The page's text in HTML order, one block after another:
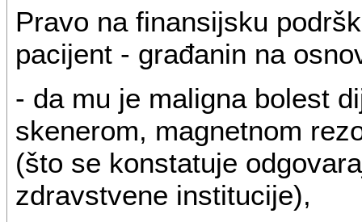
Pravo na finansijsku
pacijent - građanin na
- da mu je maligna bolest
skenerom, magnetnom
(što se konstatuje
zdravstvene institucije),